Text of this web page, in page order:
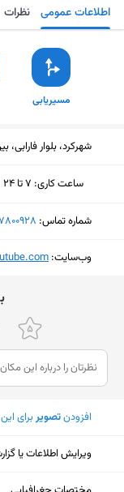
مسیریابی
اطلاعات عمومی نظرات
مسیریابی
شهرکرد، بلوار
ساعت کاری: ۷ تا ۲۴
چهارشنبه (امروز)
یکشنبه
دوشنبه
سه‌شنبه
شماره تماس:
وب‌سایت:
افزودنتصویربرای
ویرایش اطلاعات یا